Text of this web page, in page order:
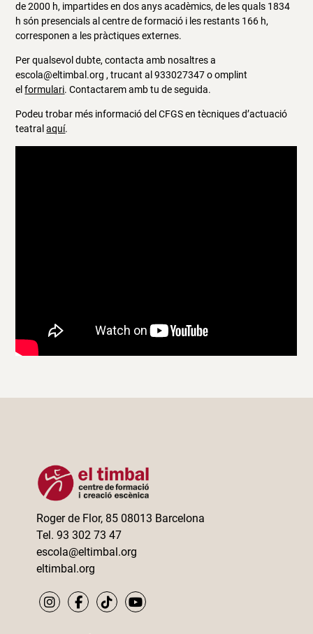
de 2000 h, impartides en dos anys acadèmics, de les quals 1834
h són presencials al centre de formació i les restants 166 h,
corresponen a les pràctiques externes.
Per qualsevol dubte, contacta amb nosaltres a
escola@eltimbal.org , trucant al 933027347 o omplint
elformulari. Contactarem amb tu de seguida.
Podeu trobar més informació del CFGS en tècniques d’actuació
teatralaquí.
Roger de Flor, 85 08013 Barcelona
Tel. 93 302 73 47
escola@eltimbal.org
eltimbal.org